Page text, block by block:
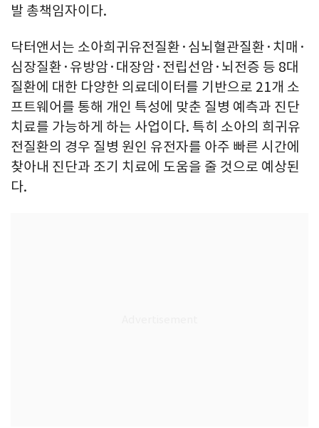
발 총책임자이다.
닥터앤서는 소아희귀유전질환·심뇌혈관질환·치매·
심장질환·유방암·대장암·전립선암·뇌전증 등 8대
질환에 대한 다양한 의료데이터를 기반으로 21개 소
프트웨어를 통해 개인 특성에 맞춘 질병 예측과 진단
치료를 가능하게 하는 사업이다. 특히 소아의 희귀유
전질환의 경우 질병 원인 유전자를 아주 빠른 시간에
찾아내 진단과 조기 치료에 도움을 줄 것으로 예상된
다.